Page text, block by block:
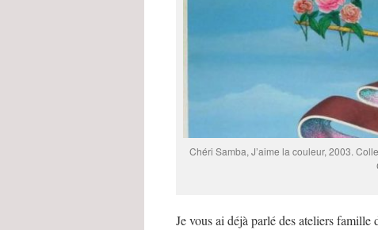
Chéri Samba, J’aime la couleur, 2003.
Je vous ai déjà parlé des ateliers famille